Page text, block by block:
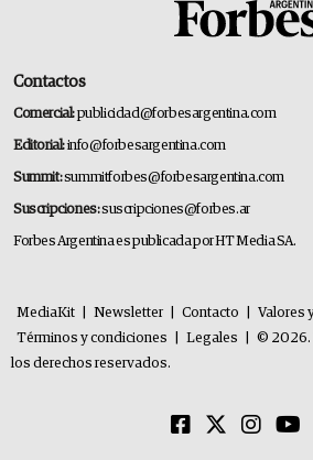
Contactos
Comercial:publicidad@forbesargentina.com
Editorial:info@forbesargentina.com
Summit:summitforbes@forbesargentina.com
Suscripciones:suscripciones@forbes.ar
Forbes Argentina es publicada por HT Media SA.
MediaKit Newsletter Contacto Valores
Términos y condiciones
Legales
© 2026.
los derechos reservados.